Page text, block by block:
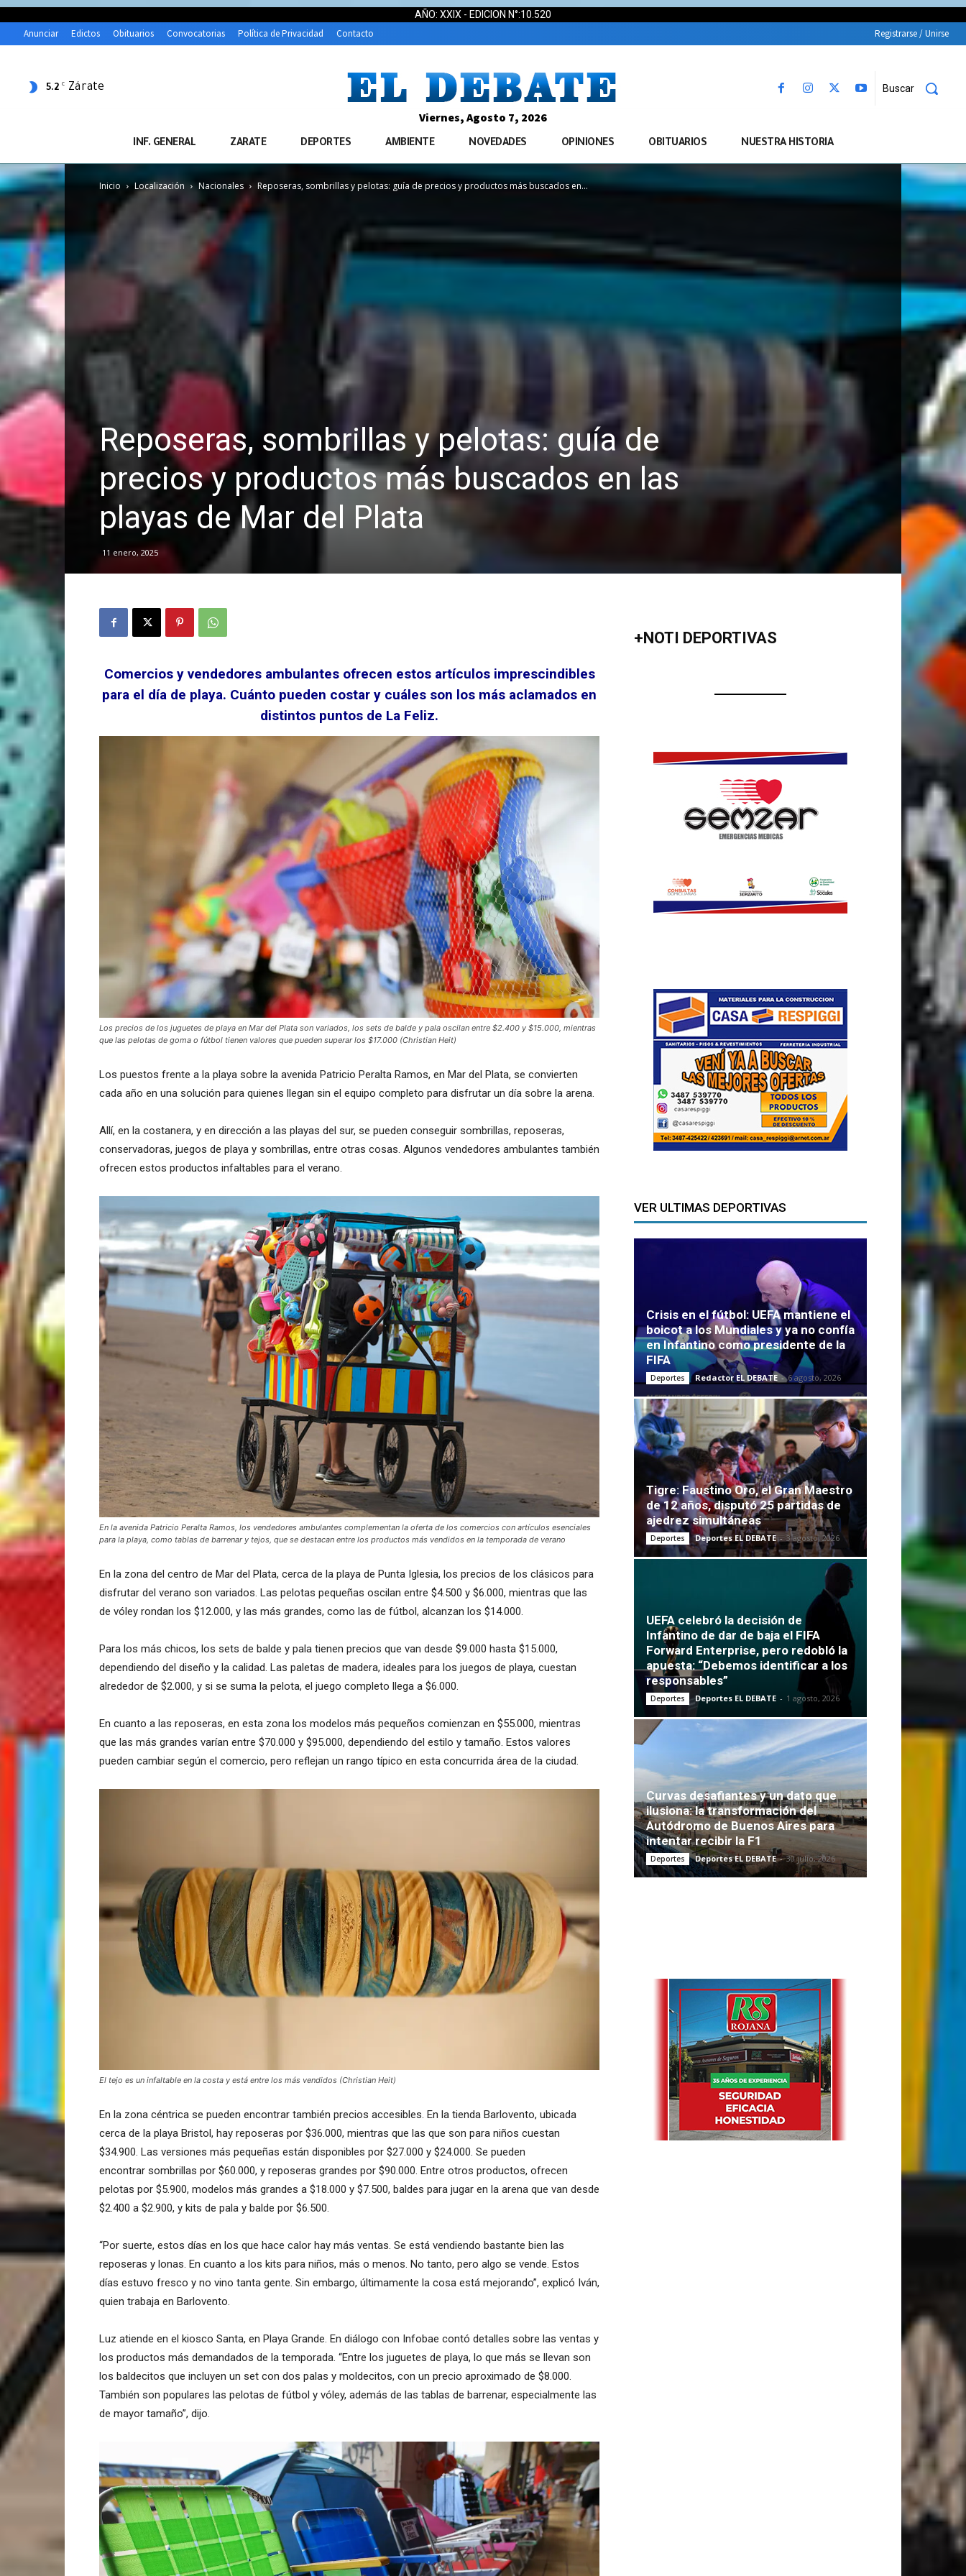
AÑO: XXIX - EDICION N°:10.520
Anunciar Edictos Obituarios Convocatorias Política de Privacidad Contacto Registrarse / Unirse
5.2 C Zárate Buscar
Viernes, Agosto 7, 2026
INF. GENERAL ZARATE DEPORTES AMBIENTE NOVEDADES OPINIONES OBITUARIOS NUESTRA HISTORIA
Inicio Localización Nacionales Reposeras, sombrillas y pelotas: guía de precios y productos más buscados en...
Reposeras, sombrillas y pelotas: guía de
precios y productos más buscados en las
playas de Mar del Plata
11 enero, 2025
Comercios y vendedores ambulantes ofrecen estos artículos imprescindibles
para el día de playa. Cuánto pueden costar y cuáles son los más aclamados en
distintos puntos de La Feliz.
Los precios de los juguetes de playa en Mar del Plata son variados, los sets de balde y pala oscilan entre $2.400 y $15.000, mientras
que las pelotas de goma o fútbol tienen valores que pueden superar los $17.000 (Christian Heit)
Los puestos frente a la playa sobre la avenida Patricio Peralta Ramos, en Mar del Plata, se convierten
cada año en una solución para quienes llegan sin el equipo completo para disfrutar un día sobre la arena.
Allí, en la costanera, y en dirección a las playas del sur, se pueden conseguir sombrillas, reposeras,
conservadoras, juegos de playa y sombrillas, entre otras cosas. Algunos vendedores ambulantes también
ofrecen estos productos infaltables para el verano.
En la avenida Patricio Peralta Ramos, los vendedores ambulantes complementan la oferta de los comercios con artículos esenciales
para la playa, como tablas de barrenar y tejos, que se destacan entre los productos más vendidos en la temporada de verano
En la zona del centro de Mar del Plata, cerca de la playa de Punta Iglesia, los precios de los clásicos para
disfrutar del verano son variados. Las pelotas pequeñas oscilan entre $4.500 y $6.000, mientras que las
de vóley rondan los $12.000, y las más grandes, como las de fútbol, alcanzan los $14.000.
Para los más chicos, los sets de balde y pala tienen precios que van desde $9.000 hasta $15.000,
dependiendo del diseño y la calidad. Las paletas de madera, ideales para los juegos de playa, cuestan
alrededor de $2.000, y si se suma la pelota, el juego completo llega a $6.000.
En cuanto a las reposeras, en esta zona los modelos más pequeños comienzan en $55.000, mientras
que las más grandes varían entre $70.000 y $95.000, dependiendo del estilo y tamaño. Estos valores
pueden cambiar según el comercio, pero reflejan un rango típico en esta concurrida área de la ciudad.
El tejo es un infaltable en la costa y está entre los más vendidos (Christian Heit)
En la zona céntrica se pueden encontrar también precios accesibles. En la tienda Barlovento, ubicada
cerca de la playa Bristol, hay reposeras por $36.000, mientras que las que son para niños cuestan
$34.900. Las versiones más pequeñas están disponibles por $27.000 y $24.000. Se pueden
encontrar sombrillas por $60.000, y reposeras grandes por $90.000. Entre otros productos, ofrecen
pelotas por $5.900, modelos más grandes a $18.000 y $7.500, baldes para jugar en la arena que van desde
$2.400 a $2.900, y kits de pala y balde por $6.500.
“Por suerte, estos días en los que hace calor hay más ventas. Se está vendiendo bastante bien las
reposeras y lonas. En cuanto a los kits para niños, más o menos. No tanto, pero algo se vende. Estos
días estuvo fresco y no vino tanta gente. Sin embargo, últimamente la cosa está mejorando”, explicó Iván,
quien trabaja en Barlovento.
Luz atiende en el kiosco Santa, en Playa Grande. En diálogo con Infobae contó detalles sobre las ventas y
los productos más demandados de la temporada. “Entre los juguetes de playa, lo que más se llevan son
los baldecitos que incluyen un set con dos palas y moldecitos, con un precio aproximado de $8.000.
También son populares las pelotas de fútbol y vóley, además de las tablas de barrenar, especialmente las
de mayor tamaño”, dijo.
+NOTI DEPORTIVAS
VER ULTIMAS DEPORTIVAS
Crisis en el fútbol: UEFA mantiene el
boicot a los Mundiales y ya no confía
en Infantino como presidente de la
FIFA
Deportes Redactor EL DEBATE - 6 agosto, 2026
Tigre: Faustino Oro, el Gran Maestro
de 12 años, disputó 25 partidas de
ajedrez simultáneas
Deportes Deportes EL DEBATE - 3 agosto, 2026
UEFA celebró la decisión de
Infantino de dar de baja el FIFA
Forward Enterprise, pero redobló la
apuesta: “Debemos identificar a los
responsables”
Deportes Deportes EL DEBATE - 1 agosto, 2026
Curvas desafiantes y un dato que
ilusiona: la transformación del
Autódromo de Buenos Aires para
intentar recibir la F1
Deportes Deportes EL DEBATE - 30 julio, 2026